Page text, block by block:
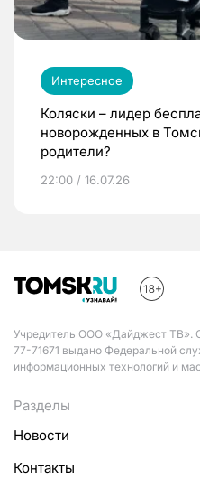
Интересное
Коляски – лидер
новорожденных в
родители?
22:00 / 16.07.26
Учредитель ООО «Дайджест
77-71671 выдано Федеральной
информационных технологий и
Разделы
Новости
Контакты